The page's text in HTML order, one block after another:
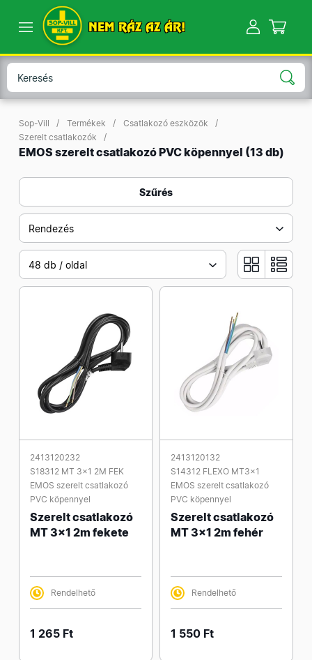
NEM RÁZ AZ ÁR!
Sop-Vill Termékek
Csatlakozó eszközök
Szerelt csatlakozók
EMOS szerelt csatlakozó PVC köpennyel (13 db)
Szűrés
Rendezés
48 db / oldal
2413120232
S18312 MT 3x1 2M FEK
EMOS szerelt csatlakozó
PVC köpennyel
Szerelt csatlakozó
MT 3x1 2m fekete
Rendelhető
1 265 Ft
2413120132
S14312 FLEXO MT3x1
EMOS szerelt csatlakozó
PVC köpennyel
Szerelt csatlakozó
MT 3x1 2m fehér
Rendelhető
1 550 Ft